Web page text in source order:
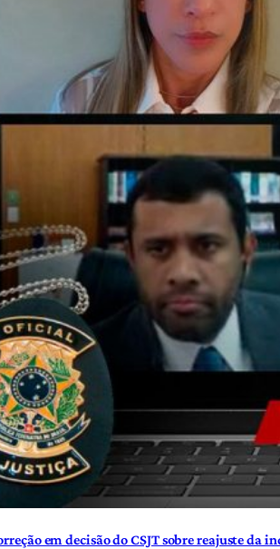
em decisão do CSJT sobre reajuste da